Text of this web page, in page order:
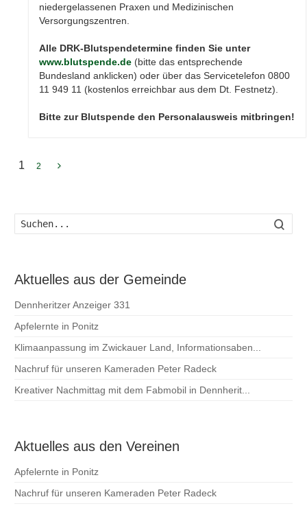
niedergelassenen Praxen und Medizinischen
Versorgungszentren.
Alle DRK-Blutspendetermine finden Sie unter
www.blutspende.de (bitte das entsprechende
Bundesland anklicken) oder über das Servicetelefon 0800
11 949 11 (kostenlos erreichbar aus dem Dt. Festnetz).
Bitte zur Blutspende den Personalausweis mitbringen!
1 2
Aktuelles aus der Gemeinde
Dennheritzer Anzeiger 331
Apfelernte in Ponitz
Klimaanpassung im Zwickauer Land, Informationsaben...
Nachruf für unseren Kameraden Peter Radeck
Kreativer Nachmittag mit dem Fabmobil in Dennherit...
Aktuelles aus den Vereinen
Apfelernte in Ponitz
Nachruf für unseren Kameraden Peter Radeck